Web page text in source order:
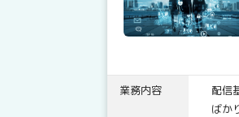
業務内容
配信
ばか